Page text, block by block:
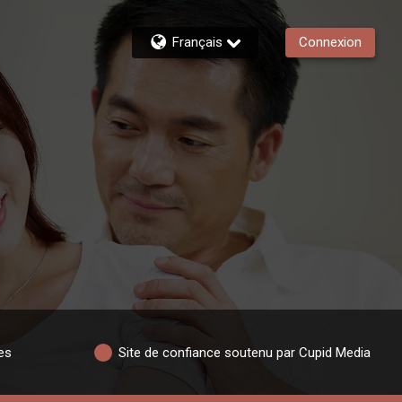
Français Connexion
Site de confiance soutenu par Cupid Media